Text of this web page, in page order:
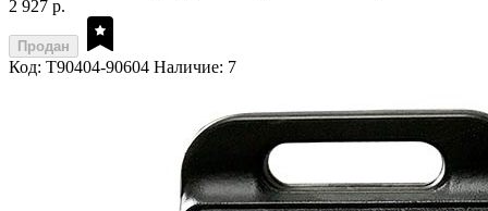
2 927 р.
Продан
Код: T90404-90604 Наличие: 7